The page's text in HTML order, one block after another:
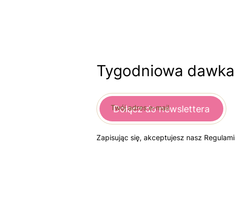
Tygodniowa
Twój adres e-mail
Dołącz do newslettera
Zapisując się, akceptujesz nasz